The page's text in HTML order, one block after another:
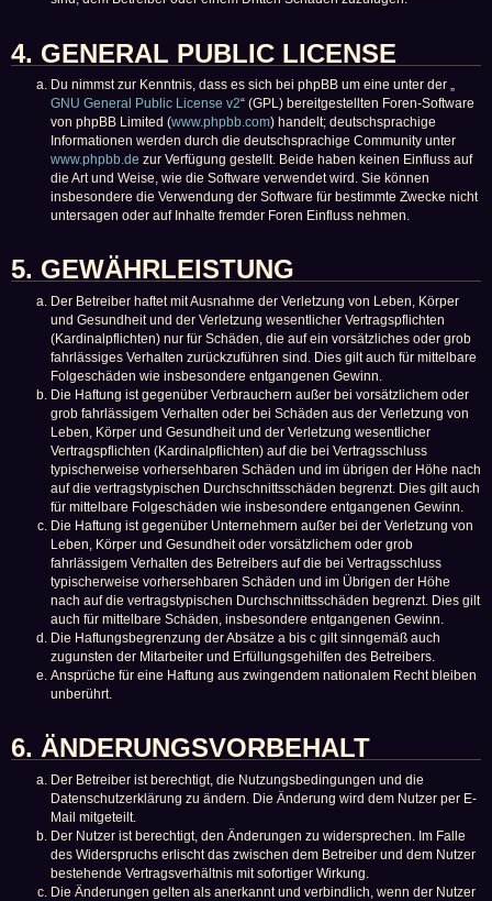
4. GENERAL PUBLIC LICENSE
Du nimmst zur Kenntnis, dass es sich bei phpBB um eine unter der „
GNU General Public License v2“ (GPL) bereitgestellten Foren-Software
von phpBB Limited (www.phpbb.com) handelt; deutschsprachige
Informationen werden durch die deutschsprachige Community unter
www.phpbb.de zur Verfügung gestellt. Beide haben keinen Einfluss auf
die Art und Weise, wie die Software verwendet wird. Sie können
insbesondere die Verwendung der Software für bestimmte Zwecke nicht
untersagen oder auf Inhalte fremder Foren Einfluss nehmen.
5. GEWÄHRLEISTUNG
Der Betreiber haftet mit Ausnahme der Verletzung von Leben, Körper
und Gesundheit und der Verletzung wesentlicher Vertragspflichten
(Kardinalpflichten) nur für Schäden, die auf ein vorsätzliches oder grob
fahrlässiges Verhalten zurückzuführen sind. Dies gilt auch für mittelbare
Folgeschäden wie insbesondere entgangenen Gewinn.
Die Haftung ist gegenüber Verbrauchern außer bei vorsätzlichem oder
grob fahrlässigem Verhalten oder bei Schäden aus der Verletzung von
Leben, Körper und Gesundheit und der Verletzung wesentlicher
Vertragspflichten (Kardinalpflichten) auf die bei Vertragsschluss
typischerweise vorhersehbaren Schäden und im übrigen der Höhe nach
auf die vertragstypischen Durchschnittsschäden begrenzt. Dies gilt auch
für mittelbare Folgeschäden wie insbesondere entgangenen Gewinn.
Die Haftung ist gegenüber Unternehmern außer bei der Verletzung von
Leben, Körper und Gesundheit oder vorsätzlichem oder grob
fahrlässigem Verhalten des Betreibers auf die bei Vertragsschluss
typischerweise vorhersehbaren Schäden und im Übrigen der Höhe
nach auf die vertragstypischen Durchschnittsschäden begrenzt. Dies gilt
auch für mittelbare Schäden, insbesondere entgangenen Gewinn.
Die Haftungsbegrenzung der Absätze a bis c gilt sinngemäß auch
zugunsten der Mitarbeiter und Erfüllungsgehilfen des Betreibers.
Ansprüche für eine Haftung aus zwingendem nationalem Recht bleiben
unberührt.
6. ÄNDERUNGSVORBEHALT
Der Betreiber ist berechtigt, die Nutzungsbedingungen und die
Datenschutzerklärung zu ändern. Die Änderung wird dem Nutzer per E-
Mail mitgeteilt.
Der Nutzer ist berechtigt, den Änderungen zu widersprechen. Im Falle
des Widerspruchs erlischt das zwischen dem Betreiber und dem Nutzer
bestehende Vertragsverhältnis mit sofortiger Wirkung.
Die Änderungen gelten als anerkannt und verbindlich, wenn der Nutzer